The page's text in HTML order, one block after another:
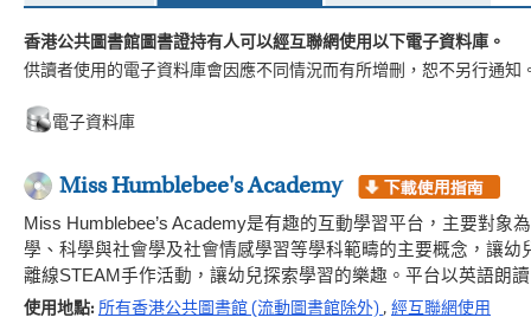
香港公共圖書館圖書證持有人可以經互聯網使用以下電子資料庫。
供讀者使用的電子資料庫會因應不同情況而有所增刪，恕不另行通知
電子資料庫
Miss Humblebee's Academy
Miss Humblebee’s Academy是有趣的互動學習平台，主要對
學、科學與社會學及社會情感學習等學科範疇的主要概念，讓
離線STEAM手作活動，讓幼兒探索學習的樂趣。平台以英語朗
使用地點: 所有香港公共圖書館 (流動圖書館除外) , 經互聯網使用